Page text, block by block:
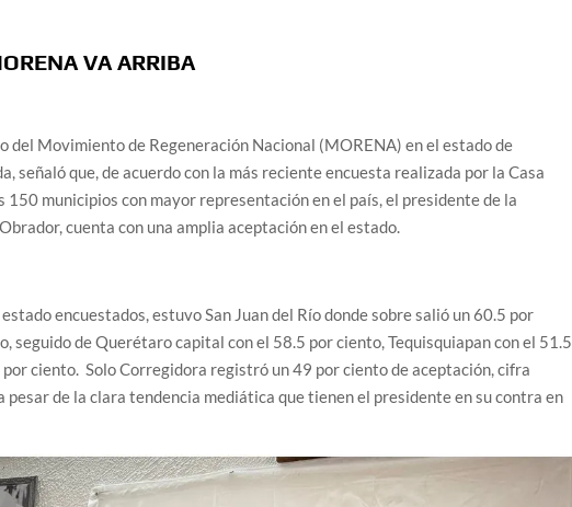
VA ARRIBA
del Movimiento de Regeneración Nacional (MORENA) en el estado de
señaló que, de acuerdo con la más reciente encuesta realizada por la Casa
150 municipios con mayor representación en el país, el presidente de la
cuenta con una amplia aceptación en el estado.
encuestados, estuvo San Juan del Río donde sobre salió un 60.5 por
seguido de Querétaro capital con el 58.5 por ciento, Tequisquiapan con el 51.5
ciento. Solo Corregidora registró un 49 por ciento de aceptación, cifra
pesar de la clara tendencia mediática que tienen el presidente en su contra en